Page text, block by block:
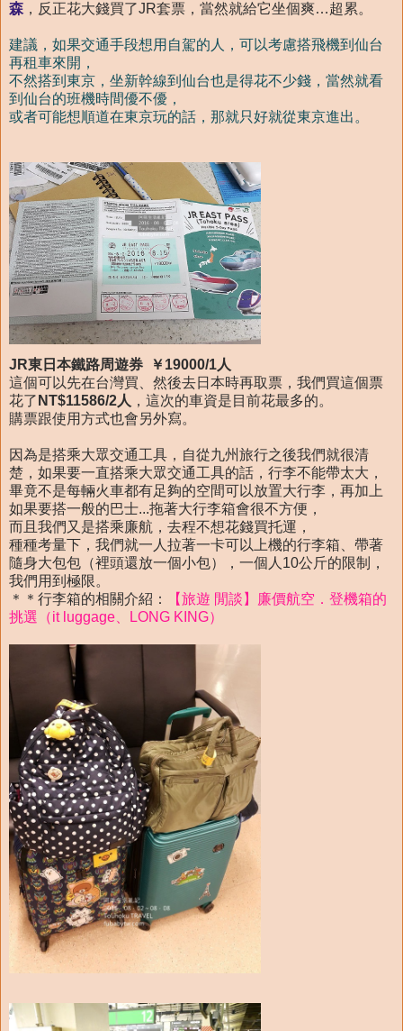
森 ，反正花大錢買了JR套票，當然就給它坐個爽…超累。
建議，如果交通手段想用自駕的人，可以考慮搭飛機到仙台
再租車來開，
不然搭到東京，坐新幹線到仙台也是得花不少錢，當然就看
到仙台的班機時間優不優，
或者可能想順道在東京玩的話，那就只好就從東京進出。
JR東日本鐵路周遊券 ￥19000/1人
這個可以先在台灣買、然後去日本時再取票，我們買這個票
花了 NT$11586/2人 ，這次的車資是目前花最多的。
購票跟使用方式也會另外寫。
因為是搭乘大眾交通工具，自從九州旅行之後我們就很清
楚，如果要一直搭乘大眾交通工具的話，行李不能帶太大，
畢竟不是每輛火車都有足夠的空間可以放置大行李，再加上
如果要搭一般的巴士...拖著大行李箱會很不方便，
而且我們又是搭乘廉航，去程不想花錢買托運，
種種考量下，我們就一人拉著一卡可以上機的行李箱、帶著
隨身大包包（裡頭還放一個小包），一個人10公斤的限制，
我們用到極限。
＊＊行李箱的相關介紹：
【旅遊 閒談】廉價航空．登機箱的
挑選（it luggage、LONG KING）